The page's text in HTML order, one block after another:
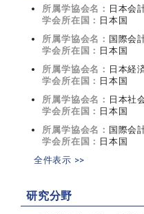
所属学協会名： 日本会
学会所在国： 日本国
所属学協会名： 国際会
学会所在国： 日本国
所属学協会名： 日本経
学会所在国： 日本国
所属学協会名： 日本社
学会所在国： 日本国
所属学協会名： 国際会
学会所在国： 日本国
全件表示 >>
研究分野